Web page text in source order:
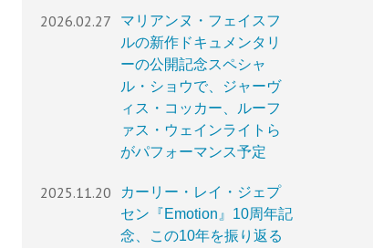
2026.02.27
マリアンヌ・フェイスフ
ルの新作ドキュメンタリ
ーの公開記念スペシャ
ル・ショウで、ジャーヴ
ィス・コッカー、ルーフ
ァス・ウェインライトら
がパフォーマンス予定
2025.11.20
カーリー・レイ・ジェプ
セン『Emotion』10周年記
念、この10年を振り返る